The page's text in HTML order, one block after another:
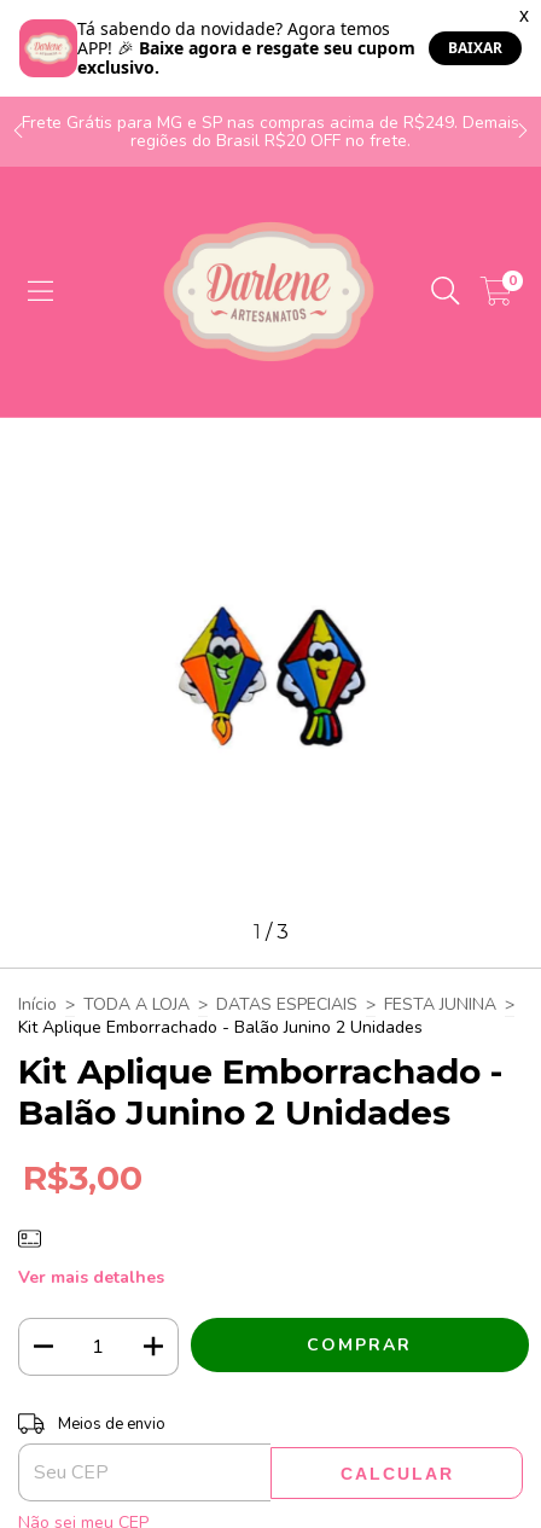
Frete Grátis para MG e SP nas compras acima de R$249. Demais
regiões do Brasil R$20 OFF no frete.
0
1 /3
Início > TODA A LOJA > DATAS ESPECIAIS > FESTA JUNINA >
Kit Aplique Emborrachado - Balão Junino 2 Unidades
Kit Aplique Emborrachado -
Balão Junino 2 Unidades
R$3,00
Ver mais detalhes
Entregas para o CEP:
Meios de envio
CALCULAR
Não sei meu CEP